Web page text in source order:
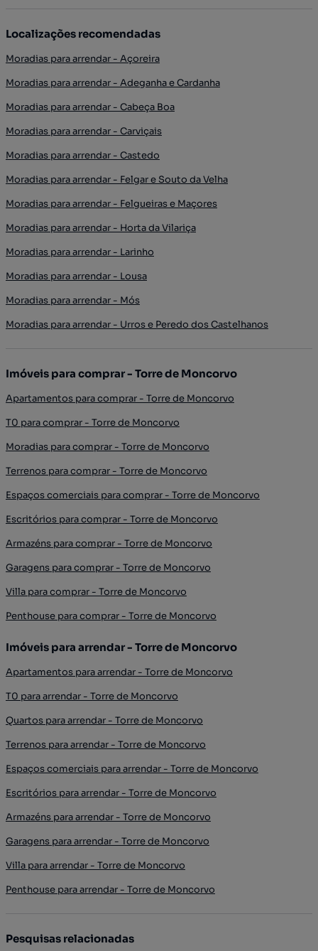
Localizações recomendadas
Moradias para arrendar - Açoreira
Moradias para arrendar - Adeganha e Cardanha
Moradias para arrendar - Cabeça Boa
Moradias para arrendar - Carviçais
Moradias para arrendar - Castedo
Moradias para arrendar - Felgar e Souto da Velha
Moradias para arrendar - Felgueiras e Maçores
Moradias para arrendar - Horta da Vilariça
Moradias para arrendar - Larinho
Moradias para arrendar - Lousa
Moradias para arrendar - Mós
Moradias para arrendar - Urros e Peredo dos Castelhanos
Imóveis para comprar - Torre de Moncorvo
Apartamentos para comprar - Torre de Moncorvo
T0 para comprar - Torre de Moncorvo
Moradias para comprar - Torre de Moncorvo
Terrenos para comprar - Torre de Moncorvo
Espaços comerciais para comprar - Torre de Moncorvo
Escritórios para comprar - Torre de Moncorvo
Armazéns para comprar - Torre de Moncorvo
Garagens para comprar - Torre de Moncorvo
Villa para comprar - Torre de Moncorvo
Penthouse para comprar - Torre de Moncorvo
Imóveis para arrendar - Torre de Moncorvo
Apartamentos para arrendar - Torre de Moncorvo
T0 para arrendar - Torre de Moncorvo
Quartos para arrendar - Torre de Moncorvo
Terrenos para arrendar - Torre de Moncorvo
Espaços comerciais para arrendar - Torre de Moncorvo
Escritórios para arrendar - Torre de Moncorvo
Armazéns para arrendar - Torre de Moncorvo
Garagens para arrendar - Torre de Moncorvo
Villa para arrendar - Torre de Moncorvo
Penthouse para arrendar - Torre de Moncorvo
Pesquisas relacionadas